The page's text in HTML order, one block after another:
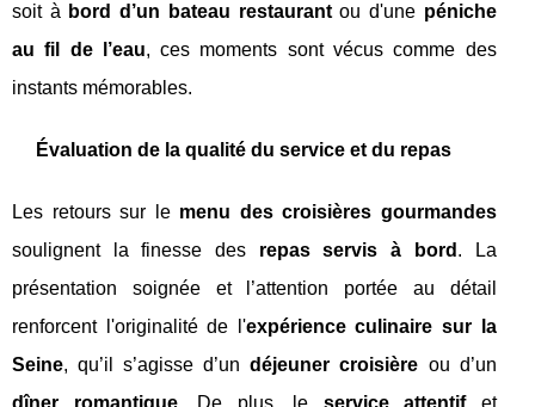
soit à bord d’un bateau restaurantou d'une péniche
au fil de l’eau, ces moments sont vécus comme des
instants mémorables.
Évaluation de la qualité du service et du repas
Les retours sur le menu des croisières gourmandes
soulignent la finesse des repas servis à bord . La
présentation soignée et l’attention portée au détail
renforcent l'originalité de l'expérience culinaire sur la
Seine, qu’il s’agisse d’undéjeuner croisière ou d’un